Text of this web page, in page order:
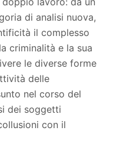
di analisi nuova,
il complesso
criminalità e la sua
le diverse forme
delle
nel corso del
dei soggetti
con il